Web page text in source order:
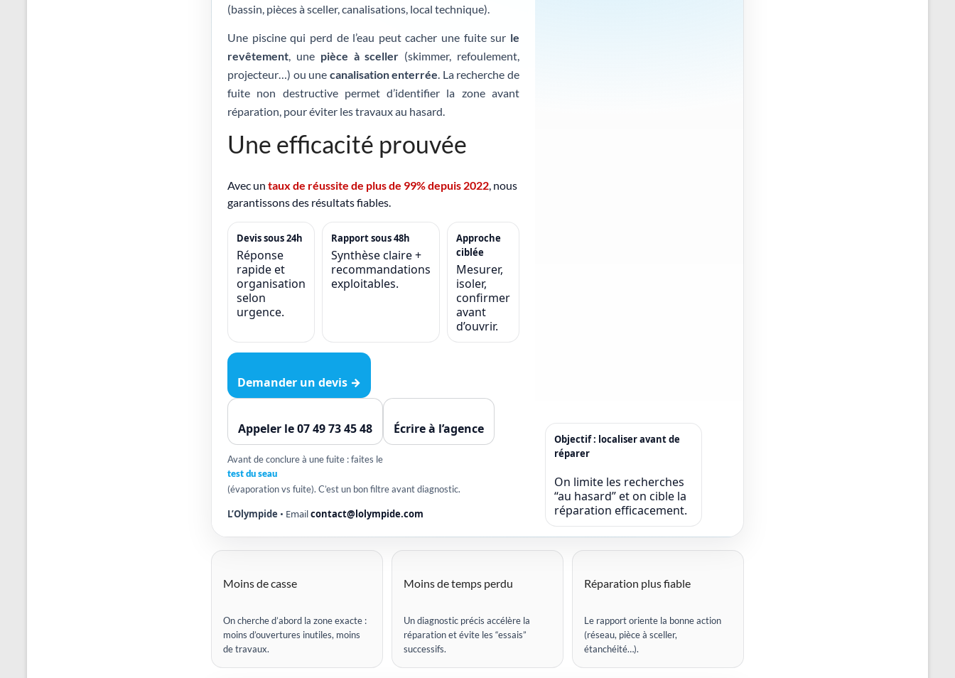
(bassin, pièces à sceller, canalisations, local technique).
Une piscine qui perd de l’eau peut cacher une fuite sur le
revêtement, une pièce à sceller (skimmer, refoulement,
projecteur…) ou une canalisation enterrée. La recherche de
fuite non destructive permet d’identifier la zone avant
réparation, pour éviter les travaux au hasard.
Une efficacité prouvée
Avec un taux de réussite de plus de 99% depuis 2022, nous
garantissons des résultats fiables.
Devis sous 24h
Réponse
rapide et
organisation
selon
urgence.
Rapport sous 48h
Synthèse claire +
recommandations
exploitables.
Approche
ciblée
Mesurer,
isoler,
confirmer
avant
d’ouvrir.
Demander un devis →
Appeler le 07 49 73 45 48 Écrire à l’agence
Avant de conclure à une fuite : faites le
test du seau
(évaporation vs fuite). C’est un bon filtre avant diagnostic.
L’Olympide • Emailcontact@lolympide.com
Objectif : localiser avant de
réparer
On limite les recherches
“au hasard” et on cible la
réparation efficacement.
Moins de casse
On cherche d’abord la zone exacte :
moins d’ouvertures inutiles, moins
de travaux.
Moins de temps perdu
Un diagnostic précis accélère la
réparation et évite les “essais”
successifs.
Réparation plus fiable
Le rapport oriente la bonne action
(réseau, pièce à sceller,
étanchéité…).